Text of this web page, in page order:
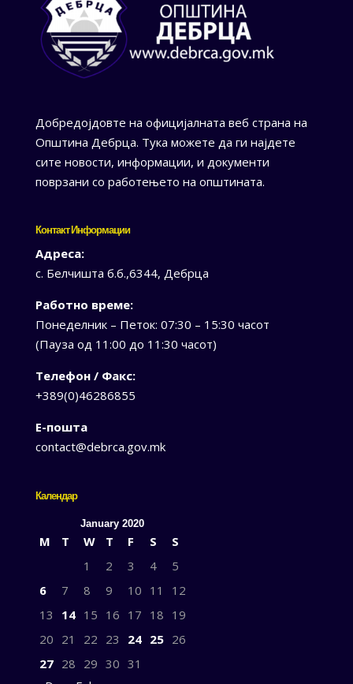
Добредојдовте на официјалната веб страна на
Општина Дебрца. Тука можете да ги најдете
сите новости, информации, и документи
поврзани со работењето на општината.
Контакт Информации
Адреса:
с. Белчишта б.б.,6344, Дебрца
Работно време:
Понеделник – Петок: 07:30 – 15:30 часот
(Пауза од 11:00 до 11:30 часот)
Телефон / Факс:
+389(0)46286855
Е-пошта
contact@debrca.gov.mk
Календар
January 2020
M T W T F S
S
1
2 3 4
5
6
7 8 9 10 11
12
13
14 15 16 17 18 19
20 21 22 23 24 25 26
27 28 29 30 31